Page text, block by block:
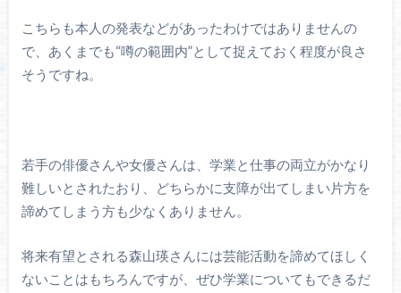
こちらも本人の発表などがあったわけではありませんの
で、あくまでも“噂の範囲内”として捉えておく程度が良さ
そうですね。
若手の俳優さんや女優さんは、学業と仕事の両立がかなり
難しいとされたおり、どちらかに支障が出てしまい片方を
諦めてしまう方も少なくありません。
将来有望とされる森山瑛さんには芸能活動を諦めてほしく
ないことはもちろんですが、ぜひ学業についてもできるだ